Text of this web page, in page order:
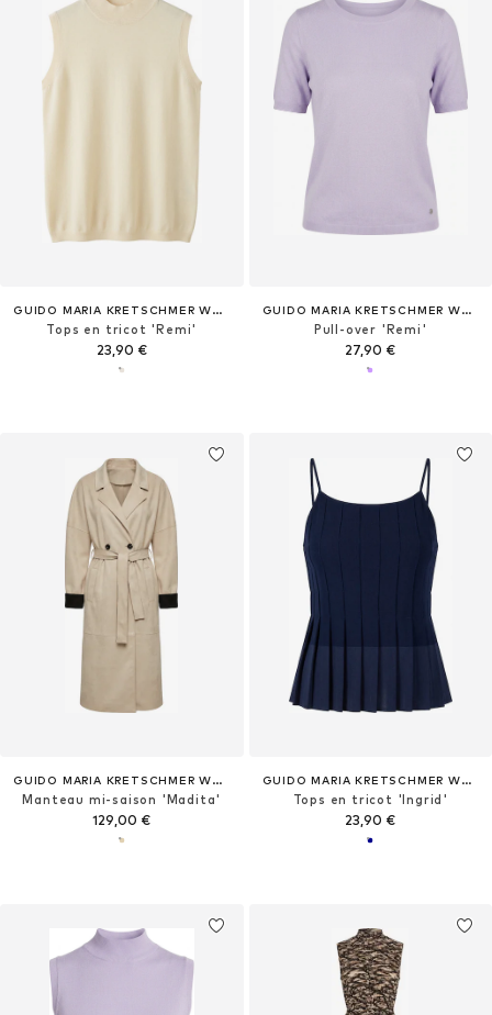
GUIDO MARIA KRETSCHMER WOMEN
Tops en tricot 'Remi'
23,90 €
GUIDO MARIA KRETSCHMER WOMEN
Pull-over 'Remi'
27,90 €
GUIDO MARIA KRETSCHMER WOMEN
Manteau mi-saison 'Madita'
129,00 €
GUIDO MARIA KRETSCHMER WOMEN
Tops en tricot 'Ingrid'
23,90 €